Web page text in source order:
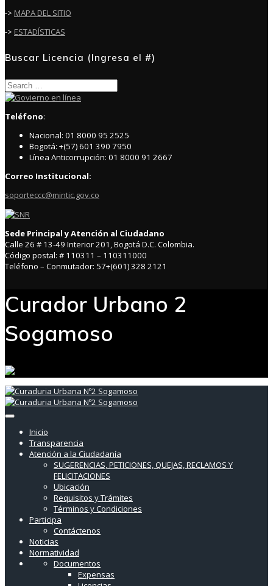
-> MAPA DEL SITIO
-> ESTADÍSTICAS
Buscar Licencia (Ingresa el #)
Search
for:
Teléfono:
Nacional: 01 8000 95 2525
Bogotá: +(57) 601 390 7950
Línea Anticorrupción: 01 8000 91 2667
Correo Institucional:
soporteccc@mintic.gov.co
Sede Principal y Atención al Ciudadano
Calle 26 # 13-49 Interior 201, Bogotá D.C. Colombia.
Código postal: # 110311 – 110311000
Teléfono – Conmutador: 57+(601) 328 2121
Curador Urbano 2
Sogamoso
Inicio
Transparencia
Atención a la Ciudadanía
SUGERENCIAS, PETICIONES, QUEJAS, RECLAMOS Y
FELICITACIONES
Ubicación
Requisitos y Trámites
Términos y Condiciones
Participa
Contáctenos
Noticias
Normatividad
Documentos
Expensas